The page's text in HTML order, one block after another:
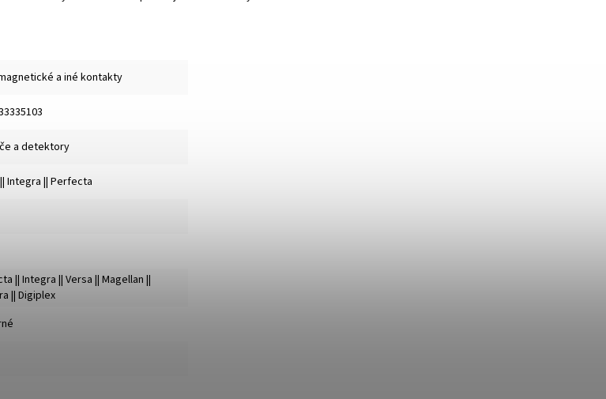
a iné kontakty
a detektory
Integra || Perfecta
|| Integra || Versa || Magellan ||
|| Digiplex